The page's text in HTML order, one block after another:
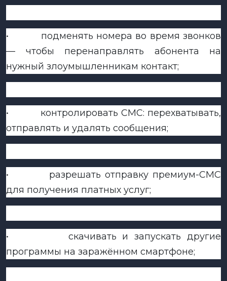
•
подменять номера во время звонков
— чтобы перенаправлять абонента на
нужный злоумышленникам контакт;
•
контролировать СМС: перехватывать,
отправлять и удалять сообщения;
•
разрешать отправку премиум-СМС
для получения платных услуг;
•
скачивать и запускать другие
программы на заражённом смартфоне;